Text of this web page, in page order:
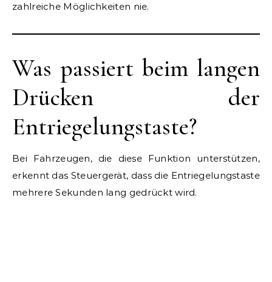
zahlreiche Möglichkeiten nie.
Was passiert beim langen
Drücken der
Entriegelungstaste?
Bei Fahrzeugen, die diese Funktion unterstützen,
erkennt das Steuergerät, dass die Entriegelungstaste
mehrere Sekunden lang gedrückt wird.